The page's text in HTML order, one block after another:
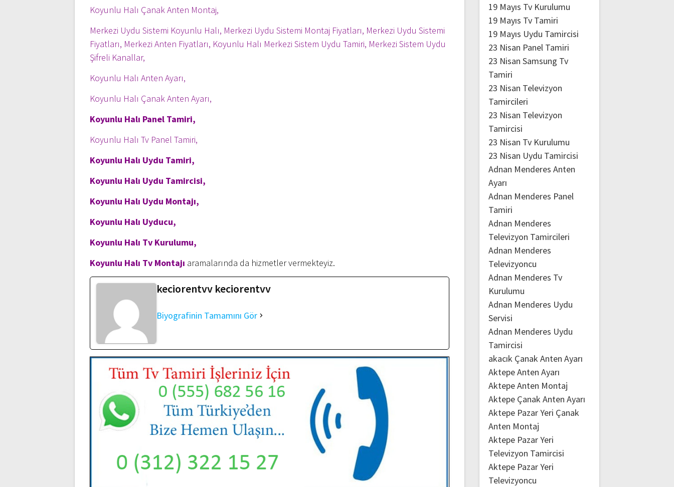
Koyunlu Halı Çanak Anten Montaj,
Merkezi Uydu Sistemi Koyunlu Halı, Merkezi Uydu Sistemi Montaj Fiyatları, Merkezi Uydu Sistemi
Fiyatları, Merkezi Anten Fiyatları, Koyunlu Halı Merkezi Sistem Uydu Tamiri, Merkezi Sistem Uydu
Şifreli Kanallar,
Koyunlu Halı Anten Ayarı,
Koyunlu Halı Çanak Anten Ayarı,
Koyunlu Halı Panel Tamiri,
Koyunlu Halı Tv Panel Tamiri,
Koyunlu Halı Uydu Tamiri,
Koyunlu Halı Uydu Tamircisi,
Koyunlu Halı Uydu Montajı,
Koyunlu Halı Uyducu,
Koyunlu Halı Tv Kurulumu,
Koyunlu Halı Tv Montajı aramalarında da hizmetler vermekteyiz.
keciorentvv keciorentvv
Biyografinin Tamamını Gör
19 Mayıs Tv Kurulumu
19 Mayıs Tv Tamiri
19 Mayıs Uydu Tamircisi
23 Nisan Panel Tamiri
23 Nisan Samsung Tv
Tamiri
23 Nisan Televizyon
Tamircileri
23 Nisan Televizyon
Tamircisi
23 Nisan Tv Kurulumu
23 Nisan Uydu Tamircisi
Adnan Menderes Anten
Ayarı
Adnan Menderes Panel
Tamiri
Adnan Menderes
Televizyon Tamircileri
Adnan Menderes
Televizyoncu
Adnan Menderes Tv
Kurulumu
Adnan Menderes Uydu
Servisi
Adnan Menderes Uydu
Tamircisi
akacık Çanak Anten Ayarı
Aktepe Anten Ayarı
Aktepe Anten Montaj
Aktepe Çanak Anten Ayarı
Aktepe Pazar Yeri Çanak
Anten Montaj
Aktepe Pazar Yeri
Televizyon Tamircisi
Aktepe Pazar Yeri
Televizyoncu